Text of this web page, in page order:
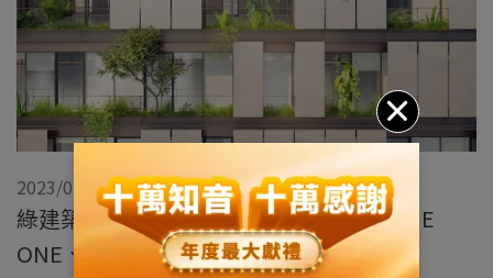
2023/07/11
綠建築十大社區出爐，遠雄文青、遠雄THE
ONE、遠雄耶魯齊上榜